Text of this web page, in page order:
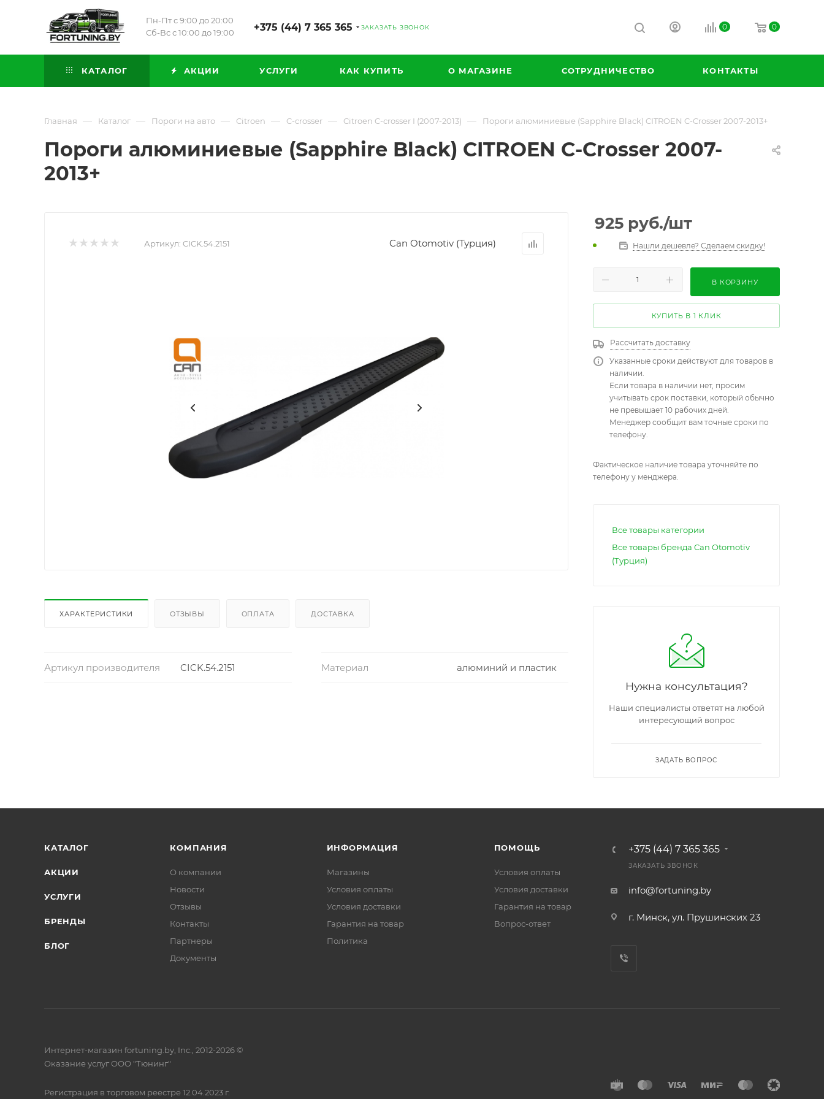
Пн-Пт с 9:00 до 20:00
Сб-Вс с 10:00 до 19:00
+375 (44) 7 365 365 ЗАКАЗАТЬ ЗВОНОК 0 0
КАТАЛОГ АКЦИИ УСЛУГИ КАК КУПИТЬ О МАГАЗИНЕ СОТРУДНИЧЕСТВО КОНТАКТЫ
Главная — Каталог — Пороги на авто — Citroen — C-crosser — Citroen C-crosser I (2007-2013) — Пороги алюминиевые (Sapphire Black) CITROEN C-Crosser 2007-2013+
Пороги алюминиевые (Sapphire Black) CITROEN C-Crosser 2007-
2013+
Артикул: CICK.54.2151 Can Otomotiv (Турция)
ХАРАКТЕРИСТИКИ ОТЗЫВЫ ОПЛАТА ДОСТАВКА
Артикул производителя CICK.54.2151 Материал алюминий и пластик
925 руб./шт
Нашли дешевле? Сделаем скидку!
В КОРЗИНУ
КУПИТЬ В 1 КЛИК
Рассчитать доставку
Указанные сроки действуют для товаров в
наличии.
Если товара в наличии нет, просим
учитывать срок поставки, который обычно
не превышает 10 рабочих дней.
Менеджер сообщит вам точные сроки по
телефону.
Фактическое наличие товара уточняйте по
телефону у менджера.
Все товары категории
Все товары бренда Can Otomotiv
(Турция)
Нужна консультация?
Наши специалисты ответят на любой
интересующий вопрос
ЗАДАТЬ ВОПРОС
КАТАЛОГ
АКЦИИ
УСЛУГИ
БРЕНДЫ
БЛОГ
КОМПАНИЯ
О компании
Новости
Отзывы
Контакты
Партнеры
Документы
ИНФОРМАЦИЯ
Магазины
Условия оплаты
Условия доставки
Гарантия на товар
Политика
ПОМОЩЬ
Условия оплаты
Условия доставки
Гарантия на товар
Вопрос-ответ
+375 (44) 7 365 365
ЗАКАЗАТЬ ЗВОНОК
info@fortuning.by
г. Минск, ул. Прушинских 23
Интернет-магазин fortuning.by, Inc., 2012-2026 ©
Оказание услуг ООО "Тюнинг"
Регистрация в торговом реестре 12.04.2023 г.